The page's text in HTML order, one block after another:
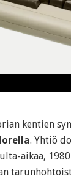
kentien
. Yhtiö
aikaa,